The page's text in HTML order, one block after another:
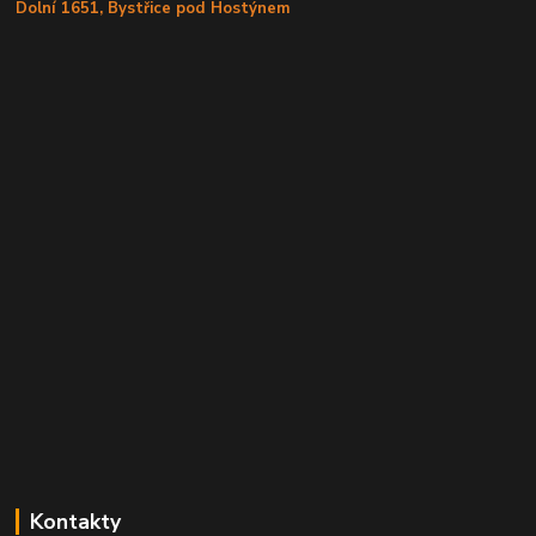
Dolní 1651, Bystřice pod Hostýnem
Kontakty